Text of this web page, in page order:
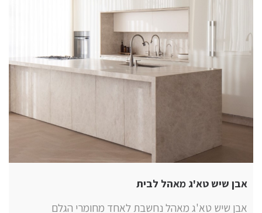
אבן שיש טא'ג מאהל לבית
אבן שיש טא'ג מאהל נחשבת לאחד מחומרי הגלם